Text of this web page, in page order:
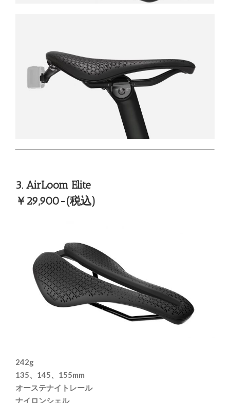
3. AirLoom Elite
￥29,900-(税込)
242g
135、145、155mm
オーステナイトレール
ナイロンシェル